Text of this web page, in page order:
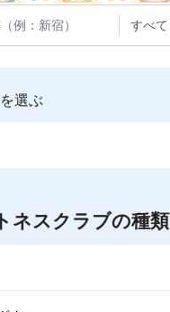
を選ぶ
ネスクラブの種類